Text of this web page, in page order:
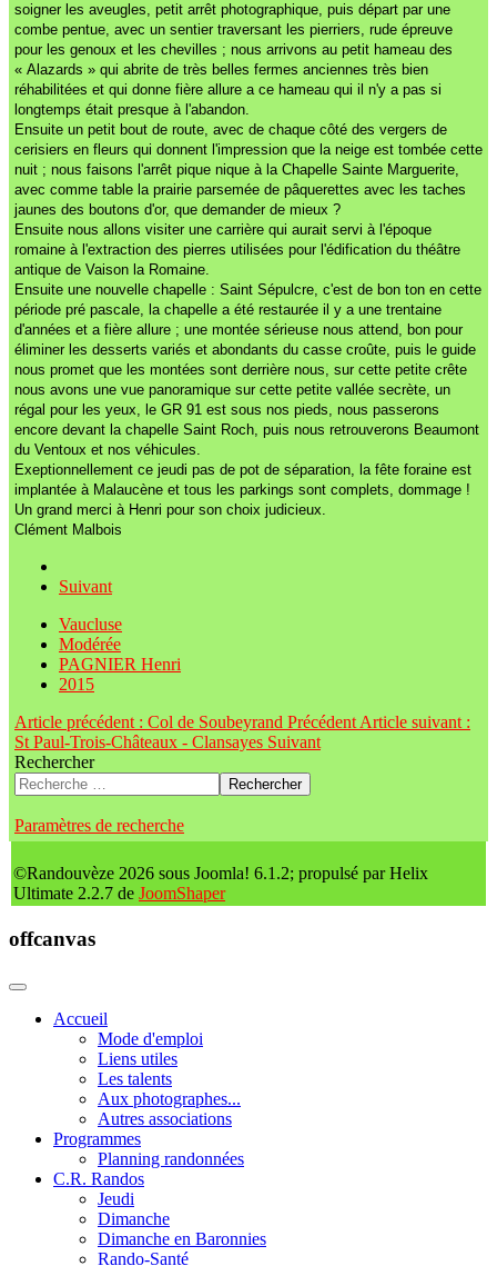
soigner les aveugles, petit arrêt photographique, puis départ par une
combe pentue, avec un sentier traversant les pierriers, rude épreuve
pour les genoux et les chevilles ; nous arrivons au petit hameau des
« Alazards » qui abrite de très belles fermes anciennes très bien
réhabilitées et qui donne fière allure a ce hameau qui il n'y a pas si
longtemps était presque à l'abandon.
Ensuite un petit bout de route, avec de chaque côté des vergers de
cerisiers en fleurs qui donnent l'impression que la neige est tombée cette
nuit ; nous faisons l'arrêt pique nique à la Chapelle Sainte Marguerite,
avec comme table la prairie parsemée de pâquerettes avec les taches
jaunes des boutons d'or, que demander de mieux ?
Ensuite nous allons visiter une carrière qui aurait servi à l'époque
romaine à l'extraction des pierres utilisées pour l'édification du théâtre
antique de Vaison la Romaine.
Ensuite une nouvelle chapelle : Saint Sépulcre, c'est de bon ton en cette
période pré pascale, la chapelle a été restaurée il y a une trentaine
d'années et a fière allure ; une montée sérieuse nous attend, bon pour
éliminer les desserts variés et abondants du casse croûte, puis le guide
nous promet que les montées sont derrière nous, sur cette petite crête
nous avons une vue panoramique sur cette petite vallée secrète, un
régal pour les yeux, le GR 91 est sous nos pieds, nous passerons
encore devant la chapelle Saint Roch, puis nous retrouverons Beaumont
du Ventoux et nos véhicules.
Exeptionnellement ce jeudi pas de pot de séparation, la fête foraine est
implantée à Malaucène et tous les parkings sont complets, dommage !
Un grand merci à Henri pour son choix judicieux.
Clément Malbois
Suivant
Vaucluse
Modérée
PAGNIER Henri
2015
Article précédent : Col de Soubeyrand Précédent Article suivant :
St Paul-Trois-Châteaux - Clansayes Suivant
Rechercher
Rechercher
Paramètres de recherche
©Randouvèze 2026 sous Joomla! 6.1.2; propulsé par Helix
Ultimate 2.2.7 de JoomShaper
offcanvas
Accueil
Mode d'emploi
Liens utiles
Les talents
Aux photographes...
Autres associations
Programmes
Planning randonnées
C.R. Randos
Jeudi
Dimanche
Dimanche en Baronnies
Rando-Santé